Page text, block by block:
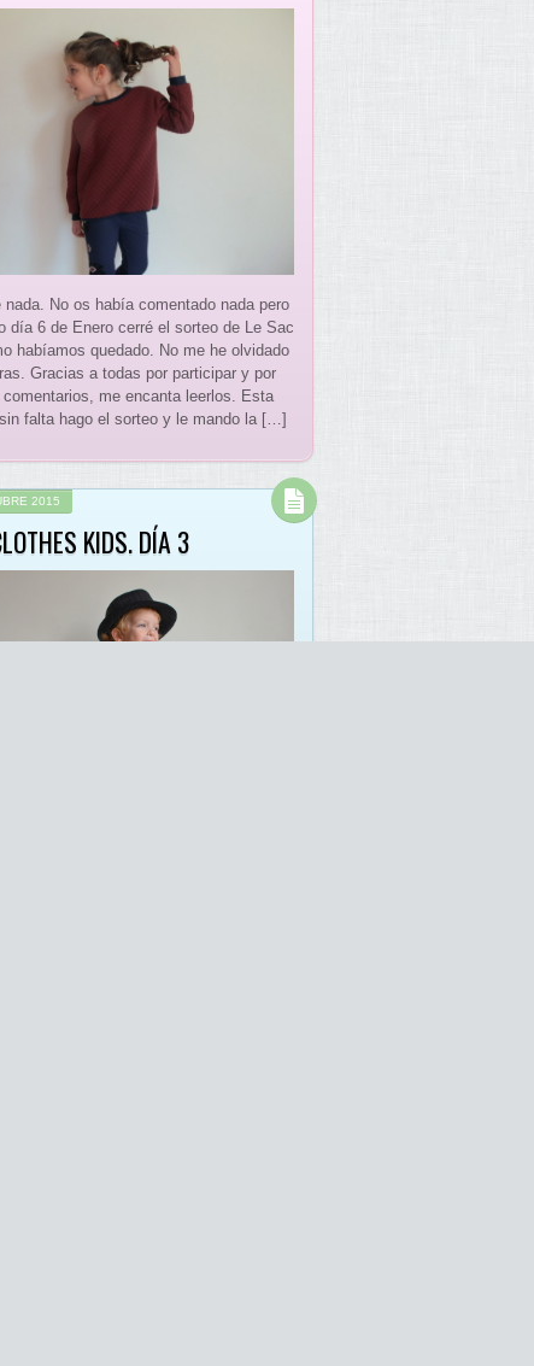
2015
KIDS. DÍA 3
nada. No os había comentado nada pero
día 6 de Enero cerré el sorteo de Le Sac
habíamos quedado. No me he olvidado
Gracias a todas por participar y por
me encanta leerlos. Esta
falta hago el sorteo y le mando la […]